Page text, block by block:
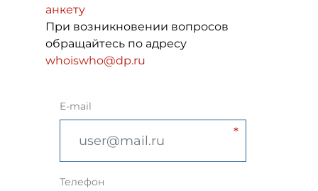
анкету
При возникновении вопросов
обращайтесь по адресу
whoiswho@dp.ru
E-mail
Телефон